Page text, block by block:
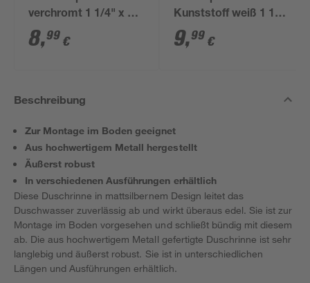
verchromt 1 1/4" x 32
mm
8,99 €
Kunststoff weiß 1 1/2'
x 40/50 mm
9,99 €
Beschreibung
Zur Montage im Boden geeignet
Aus hochwertigem Metall hergestellt
Äußerst robust
In verschiedenen Ausführungen erhältlich
Diese Duschrinne in mattsilbernem Design leitet das
Duschwasser zuverlässig ab und wirkt überaus edel. Sie ist zur
Montage im Boden vorgesehen und schließt bündig mit diesem
ab. Die aus hochwertigem Metall gefertigte Duschrinne ist sehr
langlebig und äußerst robust. Sie ist in unterschiedlichen
Längen und Ausführungen erhältlich.